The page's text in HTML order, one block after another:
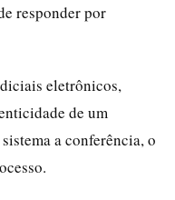
responder por
eletrônicos,
de um
a conferência, o